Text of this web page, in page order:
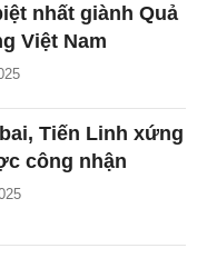
nhất giành Quả
Việt Nam
Tiến Linh xứng
công nhận